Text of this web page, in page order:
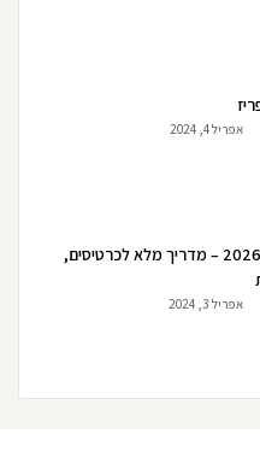
אפריל 4, 2024
דיסנילנד פריז 2026 – מדריך מלא לכרטיסים,
אפריל 3, 2024